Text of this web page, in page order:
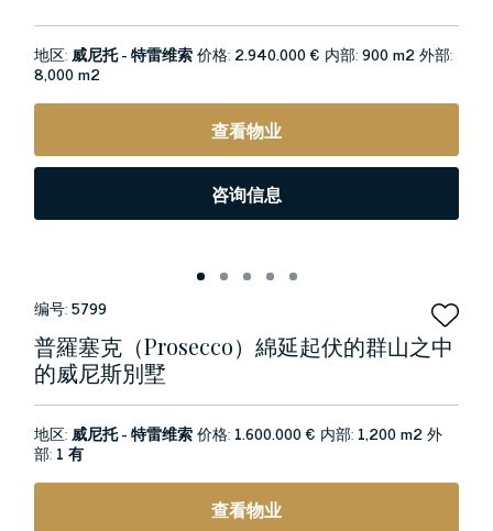
地区:威尼托 - 特雷维索价格: 2.940.000 € 内部:900 m2外部:
8,000 m2
查看物业
咨询信息
编号:5799
普羅塞克（prosecco）綿延起伏的群山之中
的威尼斯別墅
地区:威尼托 - 特雷维索价格: 1.600.000 € 内部: 1,200 m2外
部: 1 有
查看物业